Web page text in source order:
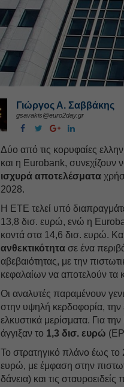
Γιώργος Α. Σαββάκης
gsavakis@euro2day.gr
Δύο από τις κορυφαίες
και η Eurobank, συνεχίζουν
ισχυρά αποτελέσματα
2028.
Η ΕΤΕ τελεί υπό
13,8 δισ. ευρώ, ενώ η
κοντά στα 14,6 δισ. ευρώ.
ανθεκτικότητα σε ένα
αβεβαιότητας, με την
κεφαλαίων να αποτελούν τα
Οι αναλυτές παραμένουν
στην υψηλή κερδοφορία,
ελκυστικά μερίσματα. Για
άγγιξαν το 1,3 δισ. ευρώ
Το στρατηγικό πλάνο έως
ευρώ, με έμφαση στην
δάνεια) και τις σταυροειδείς